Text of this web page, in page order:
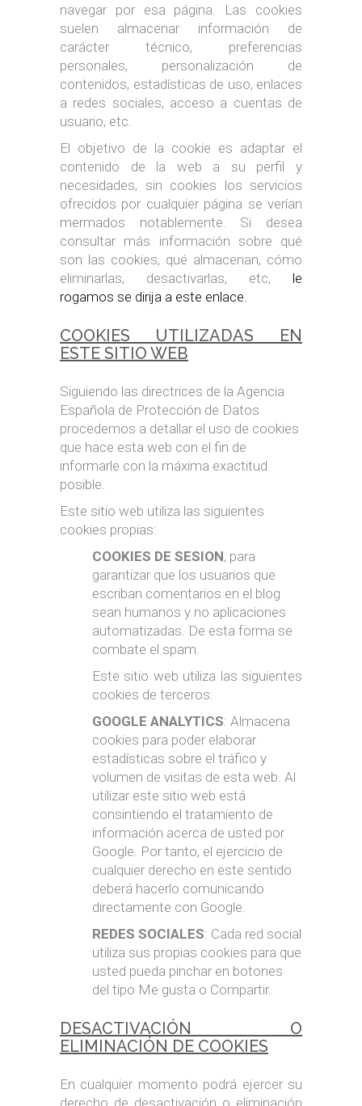
navegar por esa página. Las cookies
suelen almacenar información de
carácter técnico, preferencias
personales, personalización de
contenidos, estadísticas de uso, enlaces
a redes sociales, acceso a cuentas de
usuario, etc.
El objetivo de la cookie es adaptar el
contenido de la web a su perfil y
necesidades, sin cookies los servicios
ofrecidos por cualquier página se verían
mermados notablemente. Si desea
consultar más información sobre qué
son las cookies, qué almacenan, cómo
eliminarlas, desactivarlas, etc, le
rogamos se dirija a este enlace.
COOKIES UTILIZADAS EN
ESTE SITIO WEB
Siguiendo las directrices de la Agencia
Española de Protección de Datos
procedemos a detallar el uso de cookies
que hace esta web con el fin de
informarle con la máxima exactitud
posible.
Este sitio web utiliza las siguientes
cookies propias:
COOKIES DE SESION, para
garantizar que los usuarios que
escriban comentarios en el blog
sean humanos y no aplicaciones
automatizadas. De esta forma se
combate el spam.
Este sitio web utiliza las siguientes
cookies de terceros:
GOOGLE ANALYTICS: Almacena
cookies para poder elaborar
estadísticas sobre el tráfico y
volumen de visitas de esta web. Al
utilizar este sitio web está
consintiendo el tratamiento de
información acerca de usted por
Google. Por tanto, el ejercicio de
cualquier derecho en este sentido
deberá hacerlo comunicando
directamente con Google.
REDES SOCIALES: Cada red social
utiliza sus propias cookies para que
usted pueda pinchar en botones
del tipo Me gusta o Compartir.
DESACTIVACIÓN O
ELIMINACIÓN DE COOKIES
En cualquier momento podrá ejercer su
derecho de desactivación o eliminación